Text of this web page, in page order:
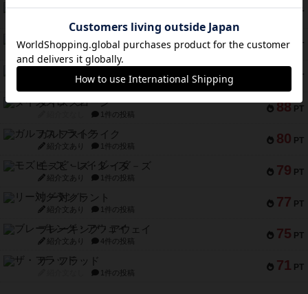
122 PT
ドブル：ポケットモンスター
118 PT
ジャンヌ・ダルク-オルレアン ドロー＆ライト
紹介文なし 5件の投稿
PT
紹介文あり 3件の投稿
88 PT
ダイススローン
1件の投稿
80 PT
ガルフストライク
紹介文あり 1件の投稿
79 PT
モズビ－ズ・レイダ－ズ
紹介文あり 1件の投稿
77 PT
リー対グラント
紹介文あり 1件の投稿
75 PT
ブレーキング・アウェイ
紹介文あり 4件の投稿
71 PT
ザ・フラッド
1件の投稿